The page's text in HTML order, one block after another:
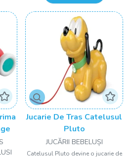
Jucarie De Tras Catelusul
Pluto
JUCĂRII BEBELUȘI
Catelusul Pluto devine o jucarie de